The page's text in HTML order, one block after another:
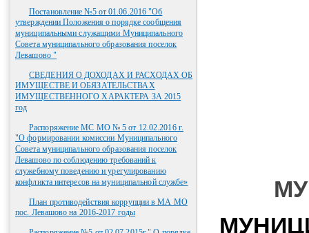
Постановление №5 от 01.06.2016 "Об
утверждении Положения о порядке сообщения
муниципальными служащими Муниципального
Совета муниципального образования поселок
Левашово "
СВЕДЕНИЯ О ДОХОДАХ И РАСХОДАХ ОБ
ИМУЩЕСТВЕ И ОБЯЗАТЕЛЬСТВАХ
ИМУЩЕСТВЕННОГО ХАРАКТЕРА ЗА 2015
год
Распоряжение МС МО № 5 от 12.02.2016 г.
"О формировании комиссии Муниципального
Совета муниципального образования поселок
Левашово по соблюдению требований к
служебному поведению и урегулированию
конфликта интересов на муниципальной службе»
План противодействия коррупции в МА МО
пос. Левашово на 2016-2017 годы